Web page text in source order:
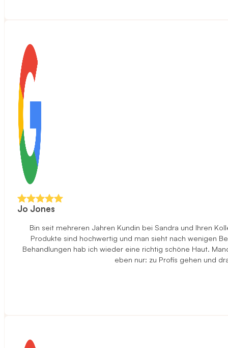
Jo Jones
Bin seit mehreren Jahren Kundin bei Sandra und Ihren
Produkte sind hochwertig und man sieht nach wenigen
Behandlungen hab ich wieder eine richtig schöne Haut.
eben nur: zu Profis gehen und